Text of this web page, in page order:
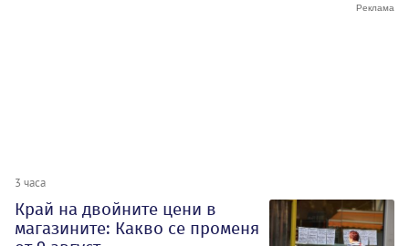
3 часа
Край на двойните цени в
магазините: Какво се променя